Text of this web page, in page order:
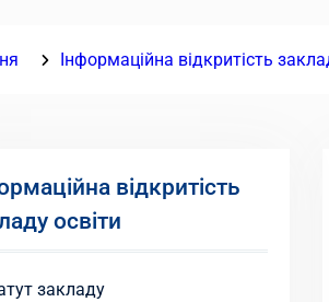
Інформаційна відкритість
відкритість
освіти
закладу